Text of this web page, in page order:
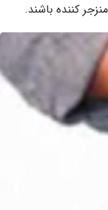
کننده باشند.